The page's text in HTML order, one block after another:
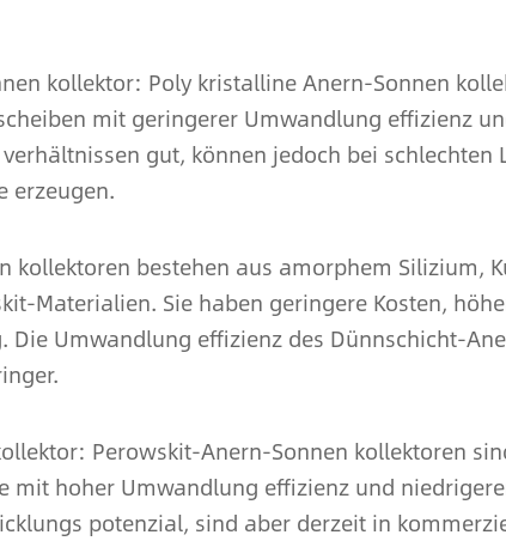
kollektor: Poly kristalline Anern-Sonnen
mit geringerer Umwandlung effizienz
gut, können jedoch bei schlechten
erzeugen.
kollektoren bestehen aus amorphem Silizium,
Materialien. Sie haben geringere Kosten,
Die Umwandlung effizienz des Dünnschicht-
Perowskit-Anern-Sonnen kollektoren
mit hoher Umwandlung effizienz und
potenzial, sind aber derzeit in